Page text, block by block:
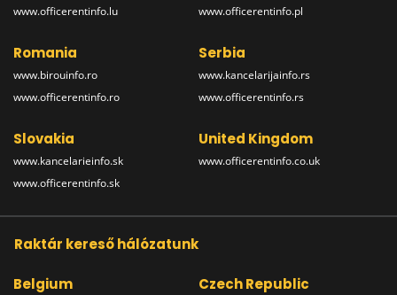
www.officerentinfo.lu
www.officerentinfo.pl
Romania
www.birouinfo.ro
www.officerentinfo.ro
Serbia
www.kancelarijainfo.rs
www.officerentinfo.rs
Slovakia
www.kancelarieinfo.sk
www.officerentinfo.sk
United Kingdom
www.officerentinfo.co.uk
Raktár kereső hálózatunk
Belgium Czech Republic